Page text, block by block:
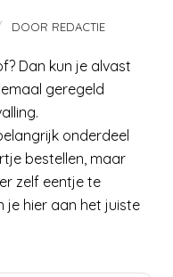
DOOR REDACTIE
Dan kun je alvast
geregeld
onderdeel
bestellen, maar
zelf eentje te
hier aan het juiste